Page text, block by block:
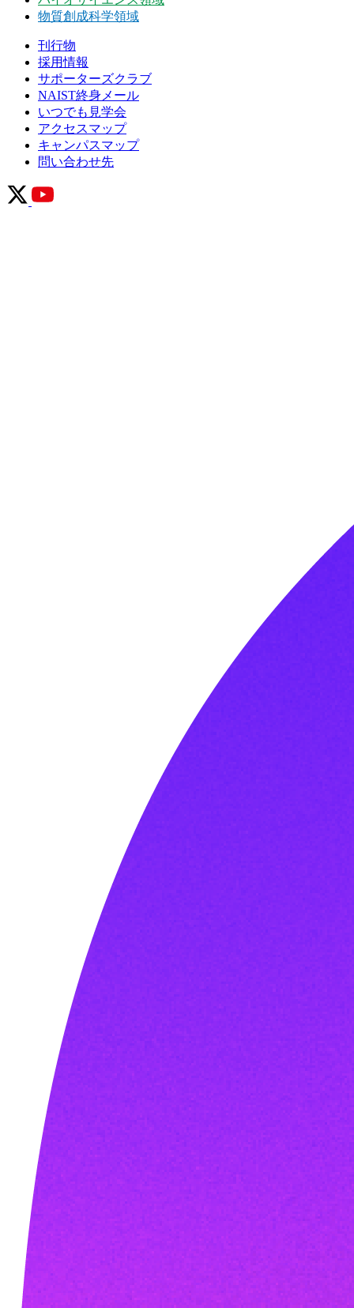
物質創成科学領域
刊行物
採用情報
サポーターズクラブ
NAIST終身メール
いつでも見学会
アクセスマップ
キャンパスマップ
問い合わせ先